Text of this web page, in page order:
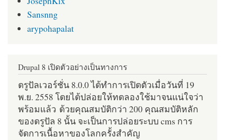
Sansnng
arypohapalat
Drupal 8 เปิดตัวอย่างเป็นทางการ
ดรูปัลเวอร์ชั่น 8.0.0 ได้ทำการเปิดตัวเมื่อวันที่ 19
พ.ย. 2558 โดยได้ปล่อยให้ทดลองใช้มาจนแน่ใจว่า
พร้อมแล้ว ด้วยคุณสมบัติกว่า 200 คุณสมบัติหลัก
ของดรูปัล 8 นั้น จะเป็นการปล่อยระบบ cms การ
จัดการเนื้อหาของโลกครั้งสำคัญ